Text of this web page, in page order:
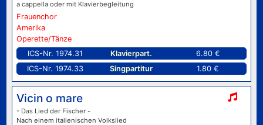
a cappella oder mit Klavierbegleitung
Frauenchor
Amerika
Operette/Tänze
ICS-Nr. 1974.31
Klavierpart.
6.80 €
ICS-Nr. 1974.33
Singpartitur 1.80 €
Vicin o mare
- Das Lied der Fischer -
Nach einem italienischen Volkslied